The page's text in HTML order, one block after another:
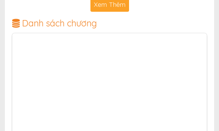
ảnh sắc nét, bản dịch chuẩn và giao diện thân thiện,
mang đến trải nghiệm đọc truyện hấp dẫn, tiện lợi,
hoàn toàn miễn phí cho độc giả yêu thích truyện tranh
Xem Thêm
Danh sách chương